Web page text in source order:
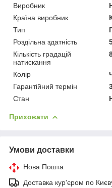
Виробник
Країна виробник
Тип
Роздільна здатність
Кількість градацій
натискання
Колір
Гарантійний термін
Стан
Приховати
Умови доставки
Нова Пошта
Доставка кур'єром по